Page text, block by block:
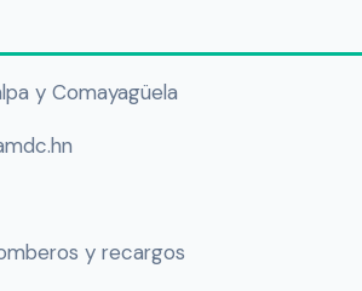
y Comayagüela
y recargos